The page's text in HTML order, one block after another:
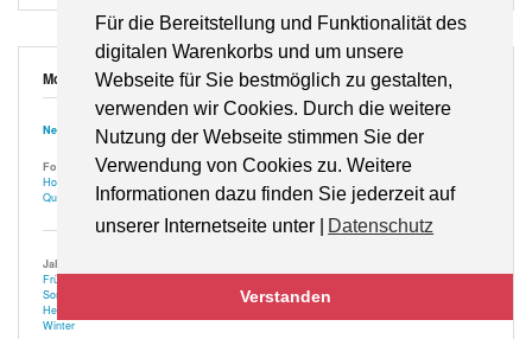
Für die Bereitstellung und Funktionalität des
digitalen Warenkorbs und um unsere
Webseite für Sie bestmöglich zu gestalten,
verwenden wir Cookies. Durch die weitere
Nutzung der Webseite stimmen Sie der
Verwendung von Cookies zu. Weitere
Informationen dazu finden Sie jederzeit auf
unserer Internetseite unter |
Datenschutz
Verstanden
Motivauswahl
Neuste
Format
Hochformat
Querformat
Jahreszeiten
Frühling
Sommer
Herbst
Winter